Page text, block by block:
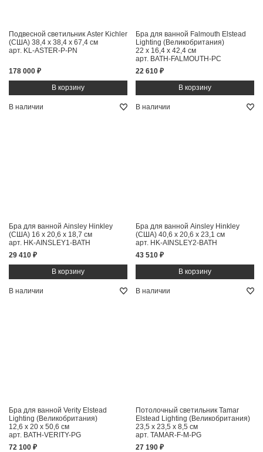
Подвесной светильник Aster Kichler
(США) 38,4 x 38,4 x 67,4 см
арт. KL-ASTER-P-PN
178 000 ₽
Бра для ванной Falmouth Elstead
Lighting (Великобритания)
22 x 16,4 x 42,4 см
арт. BATH-FALMOUTH-PC
22 610 ₽
В наличии
Бра для ванной Ainsley Hinkley
(США) 16 x 20,6 x 18,7 см
арт. HK-AINSLEY1-BATH
29 410 ₽
В наличии
Бра для ванной Ainsley Hinkley
(США) 40,6 x 20,6 x 23,1 см
арт. HK-AINSLEY2-BATH
43 510 ₽
В наличии
Бра для ванной Verity Elstead
Lighting (Великобритания)
12,6 x 20 x 50,6 см
арт. BATH-VERITY-PG
72 100 ₽
В наличии
Потолочный светильник Tamar
Elstead Lighting (Великобритания)
23,5 x 23,5 x 8,5 см
арт. TAMAR-F-M-PG
27 190 ₽